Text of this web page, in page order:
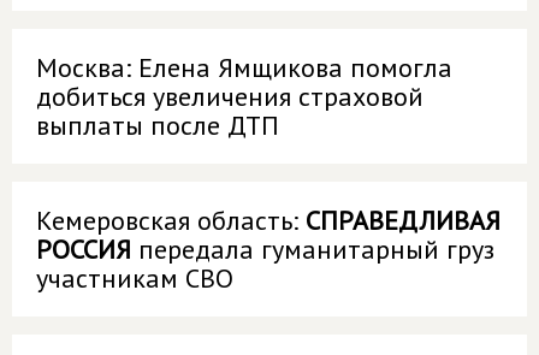
Москва: Елена Ямщикова помогла
добиться увеличения страховой
выплаты после ДТП
Кемеровская область: СПРАВЕДЛИВАЯ
РОССИЯ передала гуманитарный груз
участникам СВО